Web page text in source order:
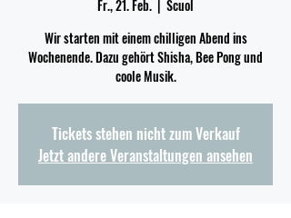
Fr., 21. Feb.
  |
Scuol
Wir starten mit einem chilligen Abend ins
Wochenende. Dazu gehört Shisha, Bee Pong und
coole Musik.
Tickets stehen nicht zum Verkauf
Jetzt andere Veranstaltungen ansehen